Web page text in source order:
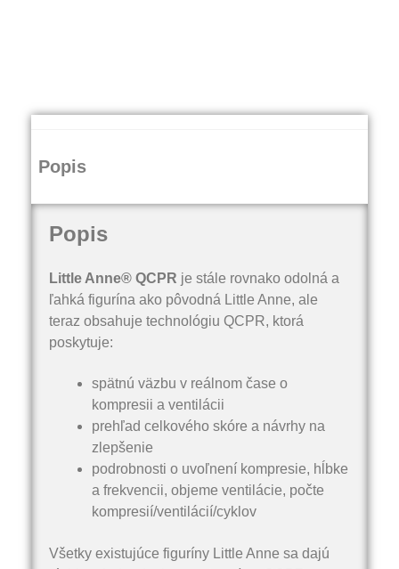
Popis
Popis
Little Anne® QCPR je stále rovnako odolná a
ľahká figurína ako pôvodná Little Anne, ale
teraz obsahuje technológiu QCPR, ktorá
poskytuje:
spätnú väzbu v reálnom čase o
kompresii a ventilácii
prehľad celkového skóre a návrhy na
zlepšenie
podrobnosti o uvoľnení kompresie, hĺbke
a frekvencii, objeme ventilácie, počte
kompresií/ventilácií/cyklov
Všetky existujúce figuríny Little Anne sa dajú